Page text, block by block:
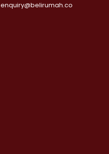
enquiry@belirumah.co